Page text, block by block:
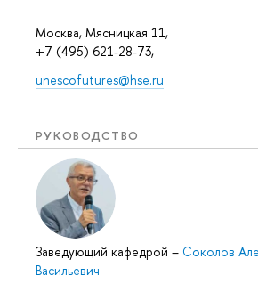
Москва, Мясницкая 11,
+7 (495) 621-28-73,
unescofutures@hse.ru
РУКОВОДСТВО
Заведующий кафедрой – Соколов
Васильевич